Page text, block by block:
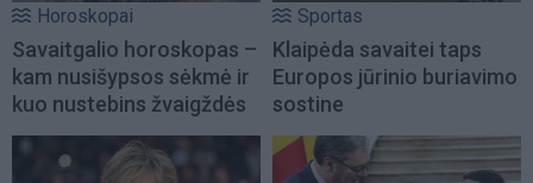
Horoskopai
Savaitgalio horoskopas –
kam nusišypsos sėkmė ir
kuo nustebins žvaigždės
Sportas
Klaipėda savaitei taps
Europos jūrinio buriavimo
sostine